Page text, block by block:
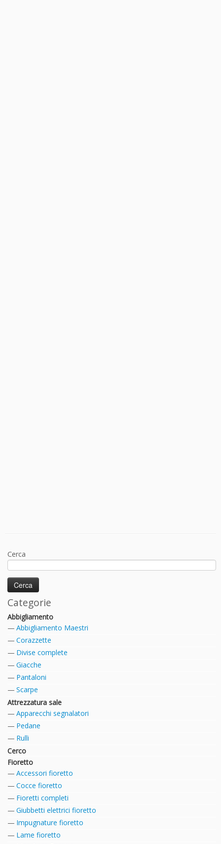
Cerca
Categorie
Abbigliamento
Abbigliamento Maestri
Corazzette
Divise complete
Giacche
Pantaloni
Scarpe
Attrezzatura sale
Apparecchi segnalatori
Pedane
Rulli
Cerco
Fioretto
Accessori fioretto
Cocce fioretto
Fioretti completi
Giubbetti elettrici fioretto
Impugnature fioretto
Lame fioretto